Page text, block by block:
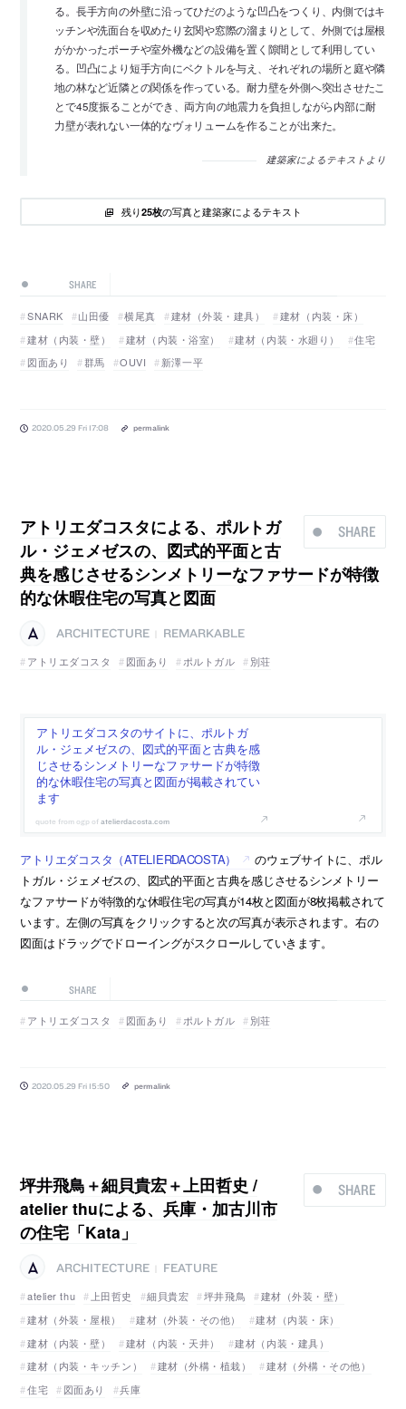
る。長手方向の外壁に沿ってひだのような凹凸をつくり、内側ではキ
ッチンや洗面台を収めたり玄関や窓際の溜まりとして、外側では屋根
がかかったポーチや室外機などの設備を置く隙間として利用してい
る。凹凸により短手方向にベクトルを与え、それぞれの場所と庭や隣
地の林など近隣との関係を作っている。耐力壁を外側へ突出させたこ
とで45度振ることができ、両方向の地震力を負担しながら内部に耐
力壁が表れない一体的なヴォリュームを作ることが出来た。
建築家によるテキストより
残り25枚の写真と建築家によるテキスト
SHARE
SNARK 山田優 横尾真 建材（外装・建具）
建材（内装・床）
建材（内装・壁）
建材（内装・浴室） 建材（内装・水廻り）
住宅
図面あり
群馬 OUVI 新澤一平
2020.05.29 Fri 17:08 permalink
SHARE
アトリエダコスタによる、ポルトガ
ル・ジェメゼスの、図式的平面と古
典を感じさせるシンメトリーなファサードが特徴
的な休暇住宅の写真と図面
ARCHITECTURE
REMARKABLE
アトリエダコスタ
図面あり ポルトガル 別荘
アトリエダコスタのサイトに、ポルトガ
ル・ジェメゼスの、図式的平面と古典を感
じさせるシンメトリーなファサードが特徴
的な休暇住宅の写真と図面が掲載されてい
ます
atelierdacosta.com
アトリエダコスタ（ATELIERDACOSTA）
のウェブサイトに、ポル
トガル・ジェメゼスの、図式的平面と古典を感じさせるシンメトリー
なファサードが特徴的な休暇住宅の写真が14枚と図面が8枚掲載されて
います。左側の写真をクリックすると次の写真が表示されます。右の
図面はドラッグでドローイングがスクロールしていきます。
SHARE
アトリエダコスタ 図面あり ポルトガル 別荘
2020.05.29 Fri 15:50 permalink
SHARE
坪井飛鳥＋細貝貴宏＋上田哲史 /
atelier thuによる、兵庫・加古川市
の住宅「Kata」
ARCHITECTURE
FEATURE
atelier thu
上田哲史 細貝貴宏 坪井飛鳥
建材（外装・壁）
建材（外装・屋根）
建材（外装・その他）
建材（内装・床）
建材（内装・壁）
建材（内装・天井）
建材（内装・建具）
建材（内装・キッチン）
建材（外構・植栽）
建材（外構・その他）
住宅
図面あり 兵庫